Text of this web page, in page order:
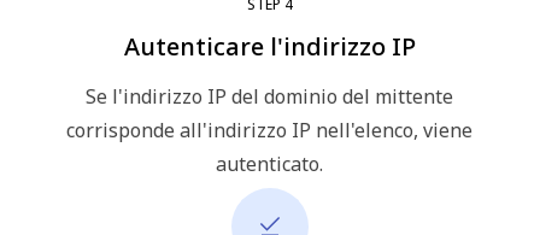
Autenticare l'indirizzo IP
Se l'indirizzo IP del dominio del mittente
corrisponde all'indirizzo IP nell'elenco, viene
autenticato.